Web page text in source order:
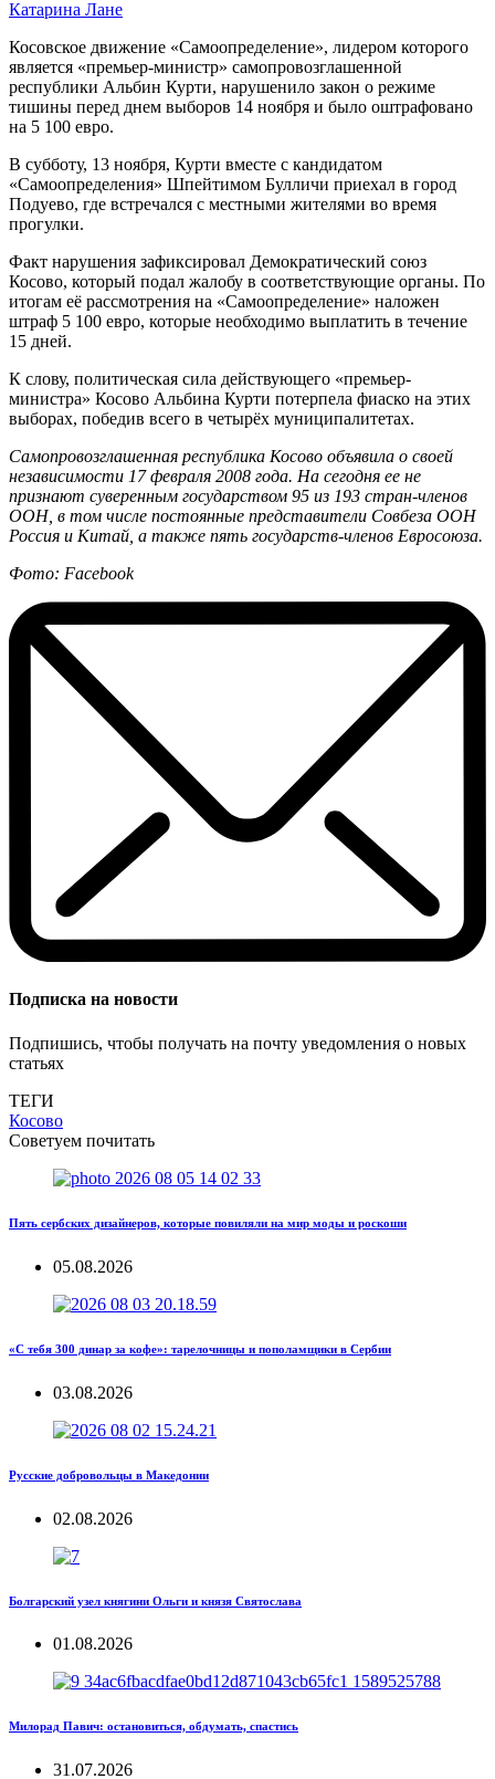
Катарина Лане
Косовское движение «Самоопределение», лидером которого
является «премьер-министр» самопровозглашенной
республики Альбин Курти, нарушенило закон о режиме
тишины перед днем выборов 14 ноября и было оштрафовано
на 5 100 евро.
В субботу, 13 ноября, Курти вместе с кандидатом
«Самоопределения» Шпейтимом Булличи приехал в город
Подуево, где встречался с местными жителями во время
прогулки.
Факт нарушения зафиксировал Демократический союз
Косово, который подал жалобу в соответствующие органы. По
итогам её рассмотрения на «Самоопределение» наложен
штраф 5 100 евро, которые необходимо выплатить в течение
15 дней.
К слову, политическая сила действующего «премьер-
министра» Косово Альбина Курти потерпела фиаско на этих
выборах, победив всего в четырёх муниципалитетах.
Cамопровозглашенная республика Косово объявила о своей
независимости 17 февраля 2008 года. На сегодня ее не
признают суверенным государством 95 из 193 стран-членов
ООН, в том числе постоянные представители Совбеза ООН
Россия и Китай, а также пять государств-членов Евросоюза.
Фото: Facebook
Подписка на новости
Подпишись, чтобы получать на почту уведомления о новых
статьях
ТЕГИ
Косово
Советуем почитать
Пять сербских дизайнеров, которые повиляли на мир моды и роскоши
05.08.2026
«С тебя 300 динар за кофе»: тарелочницы и пополамщики в Сербии
03.08.2026
Русские добровольцы в Македонии
02.08.2026
Болгарский узел княгини Ольги и князя Святослава
01.08.2026
Милорад Павич: остановиться, обдумать, спастись
31.07.2026